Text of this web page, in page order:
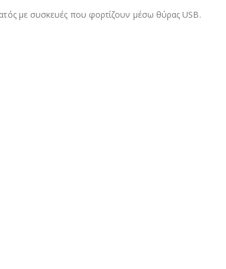
με συσκευές που φορτίζουν μέσω θύρας USB.